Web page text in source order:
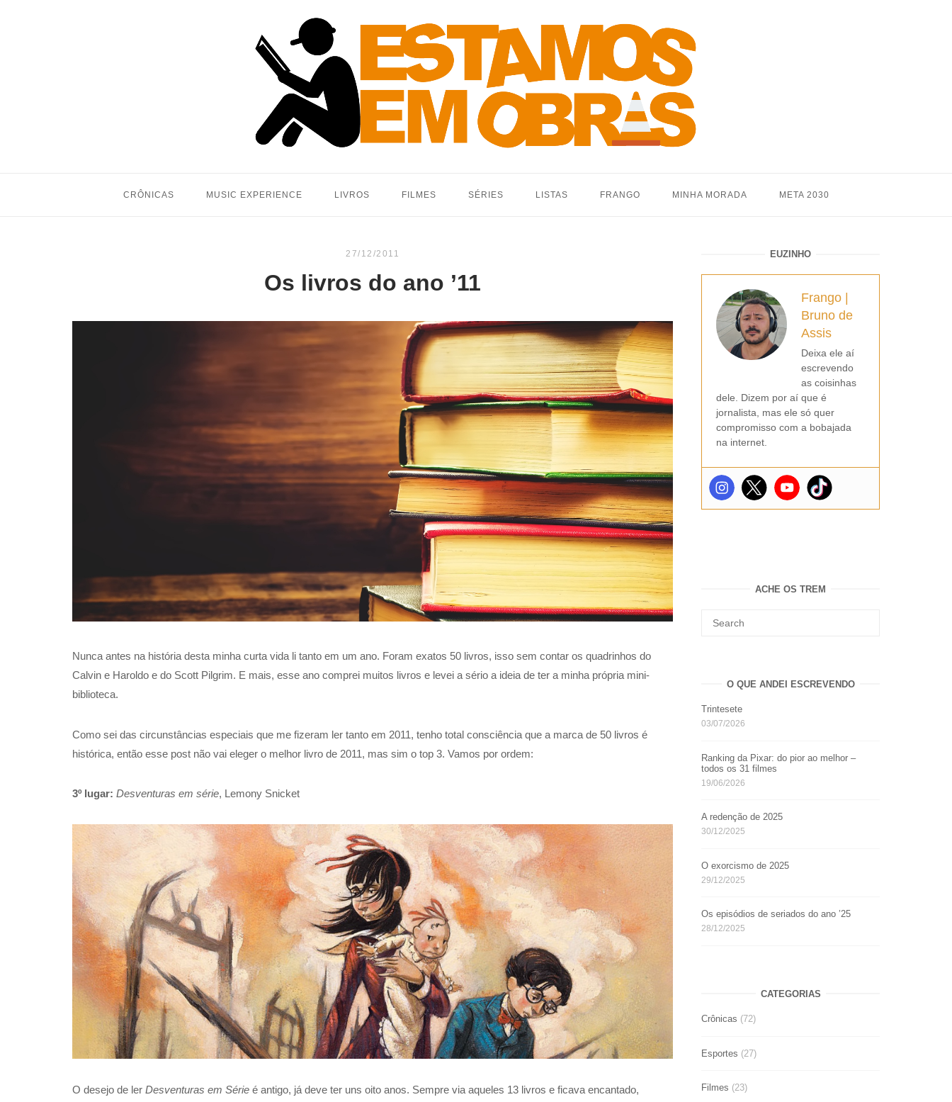
CRÔNICAS MUSIC EXPERIENCE LIVROS FILMES SÉRIES LISTAS FRANGO MINHA MORADA META 2030
27/12/2011
Os livros do ano ’11
Nunca antes na história desta minha curta vida li tanto em um ano. Foram exatos 50 livros, isso sem contar os quadrinhos do
Calvin e Haroldo e do Scott Pilgrim. E mais, esse ano comprei muitos livros e levei a sério a ideia de ter a minha própria mini-
biblioteca.
Como sei das circunstâncias especiais que me fizeram ler tanto em 2011, tenho total consciência que a marca de 50 livros é
histórica, então esse post não vai eleger o melhor livro de 2011, mas sim o top 3. Vamos por ordem:
3º lugar: Desventuras em série, Lemony Snicket
O desejo de ler Desventuras em Série é antigo, já deve ter uns oito anos. Sempre via aqueles 13 livros e ficava encantado,
EUZINHO
Frango |
Bruno de
Assis
Deixa ele aí
escrevendo
as coisinhas
dele. Dizem por aí que é
jornalista, mas ele só quer
compromisso com a bobajada
na internet.
ACHE OS TREM
O QUE ANDEI ESCREVENDO
Trintesete
03/07/2026
Ranking da Pixar: do pior ao melhor –
todos os 31 filmes
19/06/2026
A redenção de 2025
30/12/2025
O exorcismo de 2025
29/12/2025
Os episódios de seriados do ano ’25
28/12/2025
CATEGORIAS
Crônicas (72)
Esportes (27)
Filmes (23)